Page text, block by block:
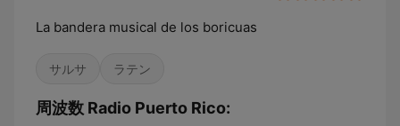
La bandera musical de los boricuas
サルサ ラテン
周波数 Radio Puerto Rico: